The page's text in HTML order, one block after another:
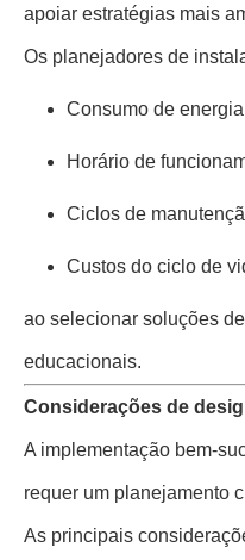
apoiar estratégias mais
Os planejadores de
Consumo de energia
Horário de
Ciclos de
Custos do ciclo de
ao selecionar soluções
educacionais.
Considerações de
A implementação bem-
requer um planejamento
As principais